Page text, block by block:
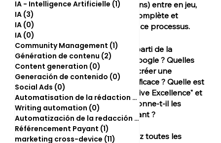
(Universal App Campaigns) entre en jeu,
en offrant une solution complète et
puissante pour simplifier ce processus.
Comment peut-on tirer parti de la
créativité sur le réseau Google ? Quelles
sont les stratégies pour créer une
campagne publicitaire efficace ? Quelle est
l'importance de la "Creative Excellence" et
comment Google sélectionne-t-il les
éléments à mettre en avant ?
Dans cet article, retrouvez toutes les
IA - Intelligence Artificielle (1)
1 post
IA (3)
IA (0)
IA (0)
Community Management (1)
Génération de contenu (2)
Content generation (0)
Generación de contenido (0)
0 post
Social Ads (0)
Automatisation de la rédaction (2)2 posts
Writing automation (0)
Automatización de la redacción (0)0 post
Référencement Payant (1)
marketing cross-device (11)
11 posts